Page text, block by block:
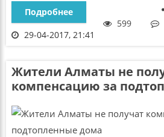
Подробнее
599
29-04-2017, 21:41
Жители Алматы не
компенсацию за